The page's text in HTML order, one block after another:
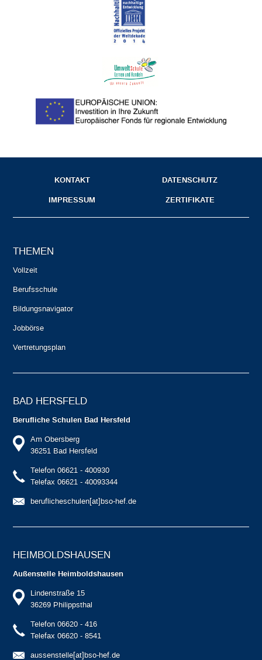
KONTAKT
DATENSCHUTZ
IMPRESSUM
ZERTIFIKATE
THEMEN
Vollzeit
Berufsschule
Bildungsnavigator
Jobbörse
Vertretungsplan
BAD HERSFELD
Berufliche Schulen Bad Hersfeld
Am Obersberg
36251 Bad Hersfeld
Telefon 06621 - 400930
Telefax 06621 - 40093344
beruflicheschulen[at]bso-hef.de
HEIMBOLDS­HAUSEN
Außenstelle Heimboldshausen
Lindenstraße 15
36269 Philippsthal
Telefon 06620 - 416
Telefax 06620 - 8541
aussenstelle[at]bso-hef.de